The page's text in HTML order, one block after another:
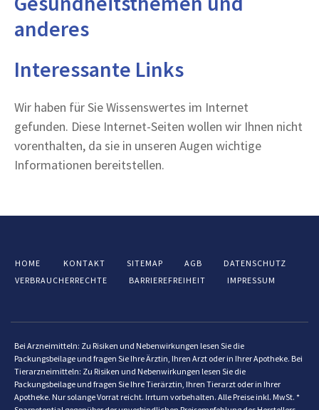
anderes
Interessante Links
Wir haben für Sie Wissenswertes im Internet
gefunden. Diese Internet-Seiten wollen wir Ihnen nicht
vorenthalten, da sie in unseren Augen wichtige
Informationen bereitstellen.
HOME KONTAKT SITEMAP AGB
DATENSCHUTZ
VERBRAUCHERRECHTE
BARRIEREFREIHEIT IMPRESSUM
Bei Arzneimitteln: Zu Risiken und Nebenwirkungen lesen Sie die
Packungsbeilage und fragen Sie Ihre Ärztin, Ihren Arzt oder in Ihrer Apotheke. Bei
Tierarzneimitteln: Zu Risiken und Nebenwirkungen lesen Sie die
Packungsbeilage und fragen Sie Ihre Tierärztin, Ihren Tierarzt oder in Ihrer
Apotheke. Nur solange Vorrat reicht. Irrtum vorbehalten. Alle Preise inkl. MwSt. *